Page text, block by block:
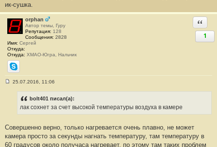
ик-сушка.
orphan
Автор темы, Гуру
Репутация: 128
Сообщения: 2828
Имя: Сергей
Откуда:
Откуда: ХМАО-Югра, Нальчик
Skype
1
и
#
1
25.07.2016, 11:06
bolt401 писал(а):
лак сохнет за счет высокой температуры воздуха в камере
Совершенно верно, только нагревается очень плавно, не может
камера просто за секунды нагнать температуру, там температуру в
60 градусов около получаса нагревает, по этому там таких проблем